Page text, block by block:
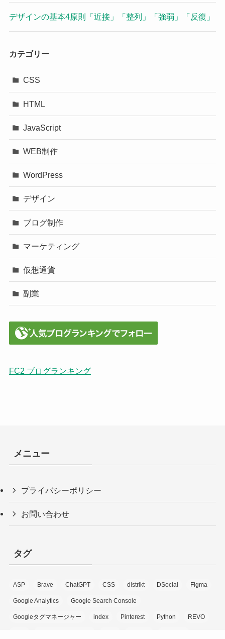
デザインの基本4原則「近接」「整列」「強弱」「反復」
カテゴリー
CSS
HTML
JavaScript
WEB制作
WordPress
デザイン
ブログ制作
マーケティング
仮想通貨
副業
FC2 ブログランキング
メニュー
プライバシーポリシー
お問い合わせ
タグ
ASP Brave ChatGPT CSS distrikt DSocial Figma
Google Analytics Google Search Console
Googleタグマネージャー index Pinterest Python REVO